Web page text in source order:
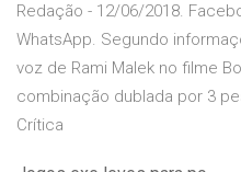
Redação - 12/06/2018.
WhatsApp. Segundo
voz de Rami Malek no filme
combinação dublada por 3
Crítica